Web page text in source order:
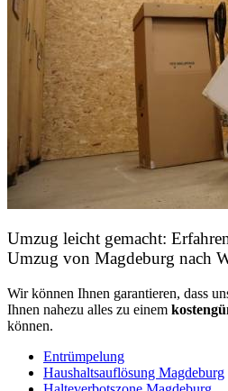
Umzug leicht gemacht:
Umzug von Magdeburg nach
Wir können Ihnen garantieren, dass
Ihnen nahezu alles zu einem
können.
Entrümpelung
Haushaltsauflösung Magdeburg